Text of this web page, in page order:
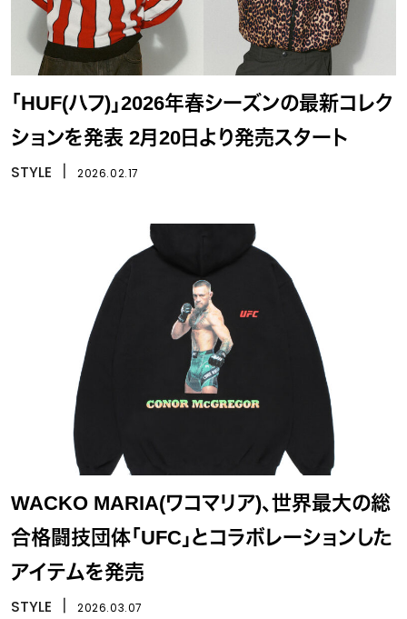
「HUF(ハフ)」2026年春シーズンの最新コレク
ションを発表 2月20日より発売スタート
STYLE 2026.02.17
WACKO MARIA(ワコマリア)、世界最大の総
合格闘技団体「UFC」とコラボレーションした
アイテムを発売
STYLE 2026.03.07